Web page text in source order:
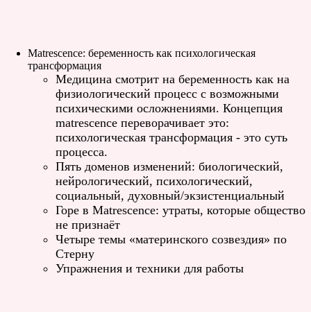
Мatrescence: беременность как психологическая
трансформация
Медицина смотрит на беременность как на
физиологический процесс с возможными
психическими осложнениями. Концепция
matrescence переворачивает это:
психологическая трансформация - это суть
процесса.
Пять доменов изменений: биологический,
нейрологический, психологический,
социальный, духовный/экзистенциальный
Горе в Мatrescence: утраты, которые общество
не признаёт
Четыре темы «материнского созвездия» по
Стерну
Упражнения и техники для работы